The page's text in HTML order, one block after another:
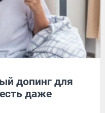
допинг для
даже